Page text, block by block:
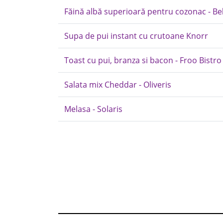
Făină albă superioară pentru cozonac -
Supa de pui instant cu crutoane Knorr
Toast cu pui, branza si bacon - Froo Bistro
Salata mix Cheddar - Oliveris
Melasa - Solaris